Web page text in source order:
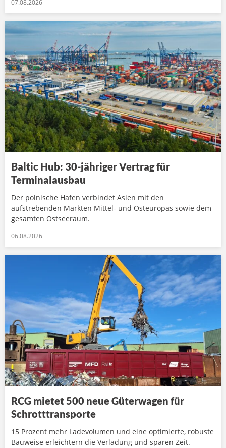
07.08.2026
Baltic Hub: 30-jähriger Vertrag für
Terminalausbau
Der polnische Hafen verbindet Asien mit den
aufstrebenden Märkten Mittel- und Osteuropas sowie dem
gesamten Ostseeraum.
06.08.2026
RCG mietet 500 neue Güterwagen für
Schrotttransporte
15 Prozent mehr Ladevolumen und eine optimierte, robuste
Bauweise erleichtern die Verladung und sparen Zeit.